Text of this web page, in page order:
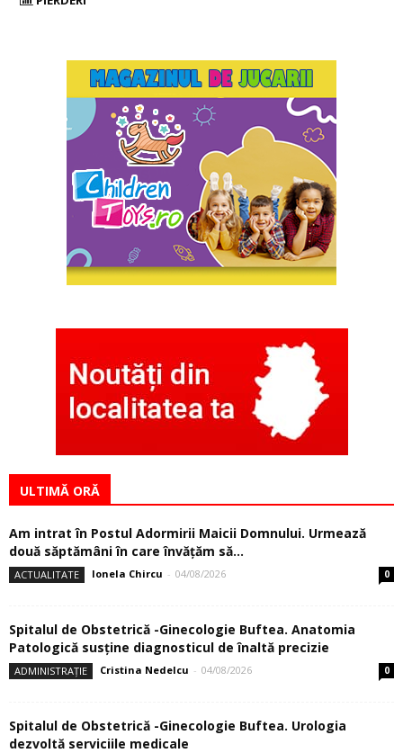
ULTIMĂ ORĂ
Am intrat în Postul Adormirii Maicii Domnului. Urmează
două săptămâni în care învăţăm să...
ACTUALITATE Ionela Chircu - 04/08/2026 0
Spitalul de Obstetrică -Ginecologie Buftea. Anatomia
Patologică susţine diagnosticul de înaltă precizie
ADMINISTRAȚIE Cristina Nedelcu - 04/08/2026 0
Spitalul de Obstetrică -Ginecologie Buftea. Urologia
dezvoltă serviciile medicale